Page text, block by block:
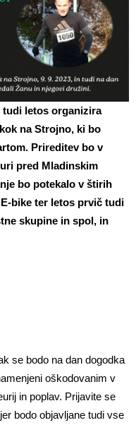
tudi letos organizira
na Strojno, ki bo
Prireditev bo v
pred Mladinskim
bo potekalo v štirih
bike ter letos prvič tudi
skupine in spol, in
se bodo na dan dogodka
oškodovanim v
in poplav. Prijavite se
bodo objavljane tudi vse